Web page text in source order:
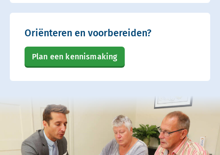
Oriënteren en voorbereiden?
Plan een kennismaking